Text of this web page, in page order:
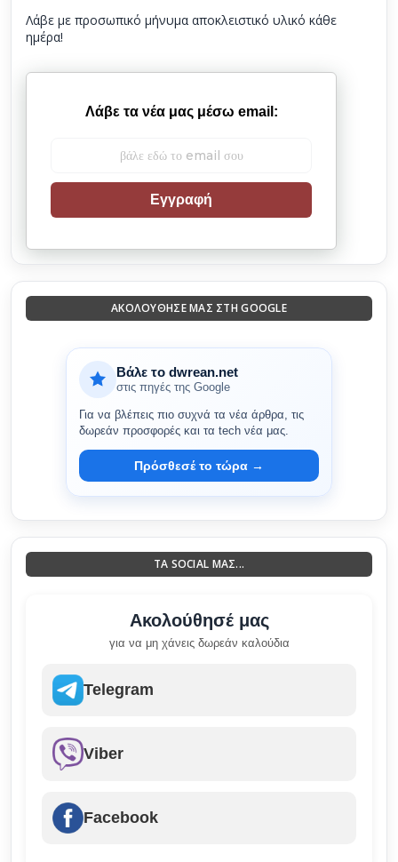
Λάβε με προσωπικό μήνυμα αποκλειστικό υλικό κάθε
ημέρα!
Λάβε τα νέα μας μέσω email:
Εγγραφή
ΑΚΟΛΟΎΘΗΣΈ ΜΑΣ ΣΤΗ GOOGLE
Βάλε το dwrean.net
στις πηγές της Google
Για να βλέπεις πιο συχνά τα νέα άρθρα, τις
δωρεάν προσφορές και τα tech νέα μας.
Πρόσθεσέ το τώρα →
ΤΑ SOCIAL ΜΑΣ...
Ακολούθησέ μας
για να μη χάνεις δωρεάν καλούδια
Telegram
Viber
Facebook